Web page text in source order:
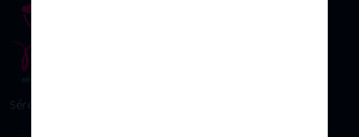
Sérénité & plaisir d’allaiter